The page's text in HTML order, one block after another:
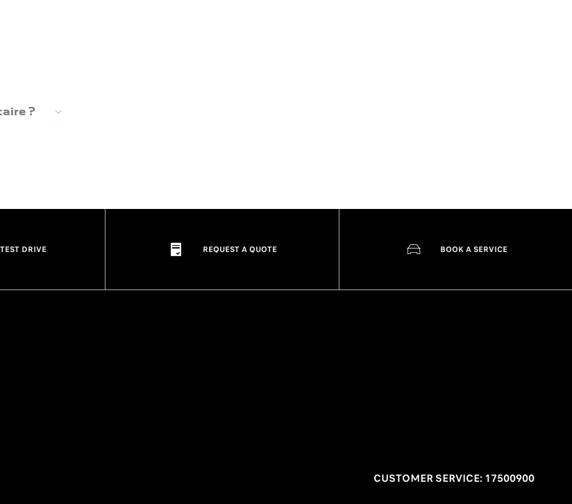
?
DRIVE REQUEST A QUOTE BOOK A SERVICE
CUSTOMER SERVICE: 17500900